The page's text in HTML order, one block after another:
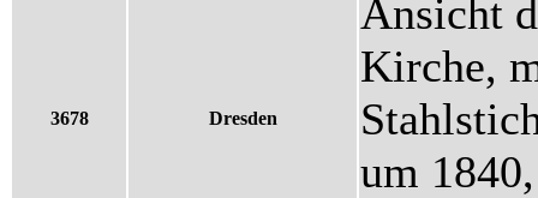
3678 Dresden
Ansicht
Kirche,
um